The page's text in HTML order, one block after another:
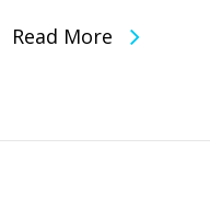
Read More